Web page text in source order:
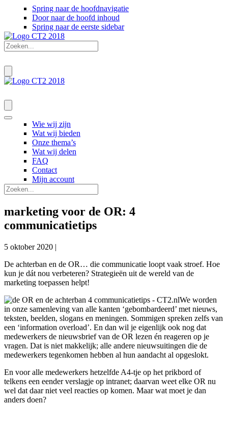
Spring naar de hoofdnavigatie
Door naar de hoofd inhoud
Spring naar de eerste sidebar
Wie wij zijn
Wat wij bieden
Onze thema’s
Wat wij delen
FAQ
Contact
Mijn account
marketing voor de OR: 4
communicatietips
5 oktober 2020 |
De achterban en de OR… die communicatie loopt vaak stroef. Hoe
kun je dát nou verbeteren? Strategieën uit de wereld van de
marketing toepassen helpt!
We worden
in onze samenleving van alle kanten ‘gebombardeerd’ met nieuws,
teksten, beelden, slogans en meningen. Sommigen spreken zelfs van
een ‘information overload’. En dan wil je eigenlijk ook nog dat
medewerkers de nieuwsbrief van de OR lezen én reageren op je
vragen. Dat is niet makkelijk; alle andere nieuwsuitingen die de
medewerkers tegenkomen hebben al hun aandacht al opgeslokt.
En voor alle medewerkers hetzelfde A4-tje op het prikbord of
telkens een eender verslagje op intranet; daarvan weet elke OR nu
wel dat daar niet veel reacties op komen. Maar wat moet je dan
anders doen?